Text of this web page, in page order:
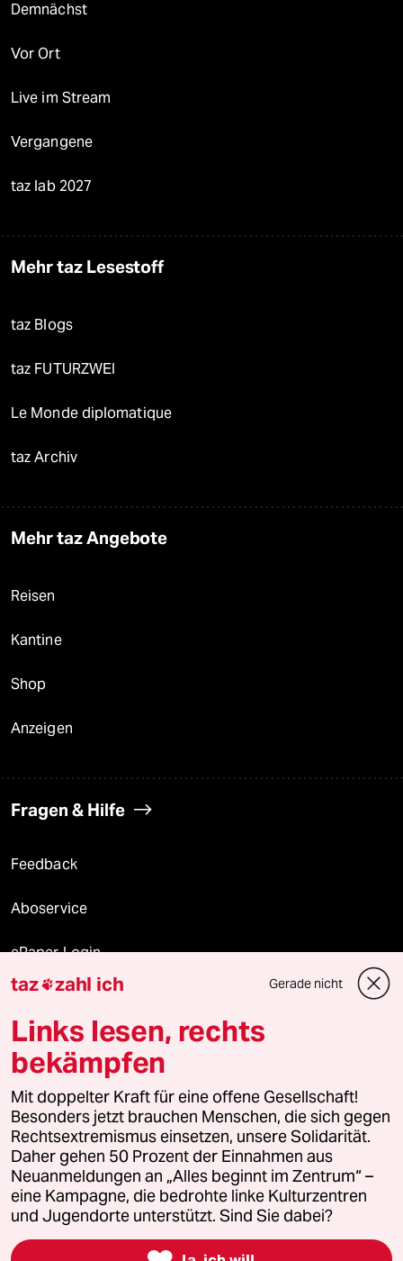
Demnächst
Vor Ort
Live im Stream
Vergangene
taz lab 2027
Mehr taz Lesestoff
taz Blogs
taz FUTURZWEI
Le Monde diplomatique
taz Archiv
Mehr taz Angebote
Reisen
Kantine
Shop
Anzeigen
Fragen & Hilfe
Feedback
Aboservice
ePaper Login
Downloads für Abonnierende
© 2026 taz Verlags und Vertriebs GmbH
Alle Rechte vorbehalten. Bei rechtlichen Fragen oder für Genehmigungen
wenden Sie sich bitte an
lizenzen@taz.de
Feedback Redaktionsstatut Kommune-Richtlinien
Leitlinie Informant Datenschutz Impressum AGB
Seitenwende Einwilligungen widerrufen (Ads)
taz zahl ich Gerade nicht
Links lesen, rechts
bekämpfen
Mit doppelter Kraft für eine offene Gesellschaft!
Besonders jetzt brauchen Menschen, die sich gegen
Rechtsextremismus einsetzen, unsere Solidarität.
Daher gehen 50 Prozent der Einnahmen aus
Neuanmeldungen an „Alles beginnt im Zentrum“ –
eine Kampagne, die bedrohte linke Kulturzentren
und Jugendorte unterstützt. Sind Sie dabei?